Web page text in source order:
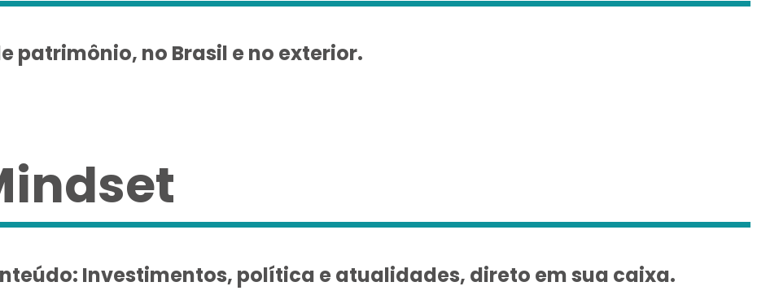
patrimônio, no Brasil e no exterior.
Investimentos, política e atualidades, direto em sua caixa.